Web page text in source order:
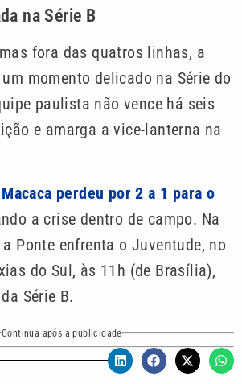
na Série B
fora das quatros linhas, a
momento delicado na Série do
paulista não vence há seis
e amarga a vice-lanterna na
Macaca perdeu por 2 a 1 para o
a crise dentro de campo. Na
Ponte enfrenta o Juventude, no
do Sul, às 11h (de Brasília),
Série B.
Continua após a publicidade